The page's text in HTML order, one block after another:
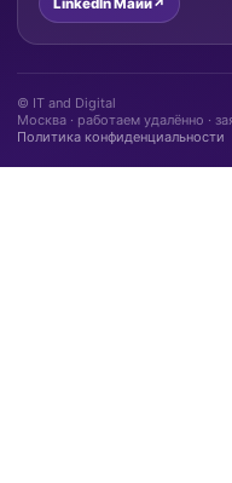
LinkedIn Майи↗
© IT and Digital
Москва · работаем удалённо ·
Политика конфиденциальности